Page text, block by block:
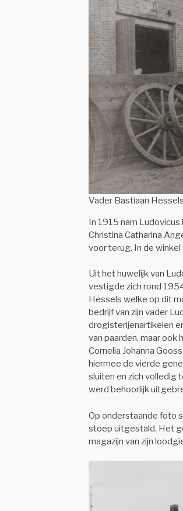
Vader Bastiaan
In 1915 nam
Christina Catharina
voor terug. In de
Uit het huwelijk van
vestigde zich rond
Hessels welke op dit
bedrijf van zijn vader
drogisterijenartikelen
van paarden, maar
Cornelia Johanna
hiermee de vierde
sluiten en zich volledig
werd behoorlijk
Op onderstaande foto
stoep uitgestald. Het
magazijn van zijn